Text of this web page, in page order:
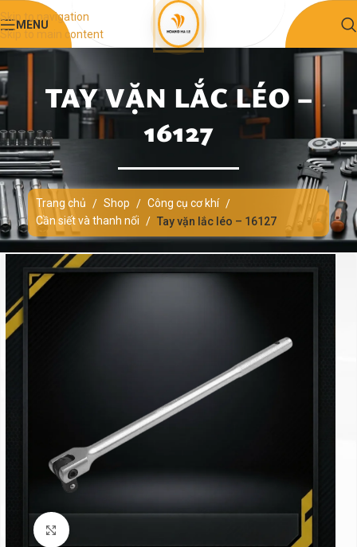
Skip to navigation
Skip to main content
MENU
TAY VẶN LẮC LÉO –
16127
Trang chủ / Shop / Công cụ cơ khí /
Cần siết và thanh nối / Tay vặn lắc léo – 16127
Click to enlarge